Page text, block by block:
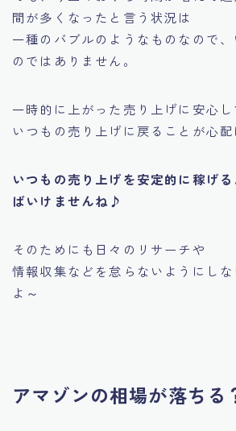
間が多くなったと言う状況は
一種のバブルのようなものなので
のではありません。
一時的に上がった売り上げに安心し
いつもの売り上げに戻ることが心
いつもの売り上げを安定的に稼げ
ばいけませんね♪
そのためにも日々のリサーチや
情報収集などを怠らないようにし
よ～
アマゾンの相場が落ちる